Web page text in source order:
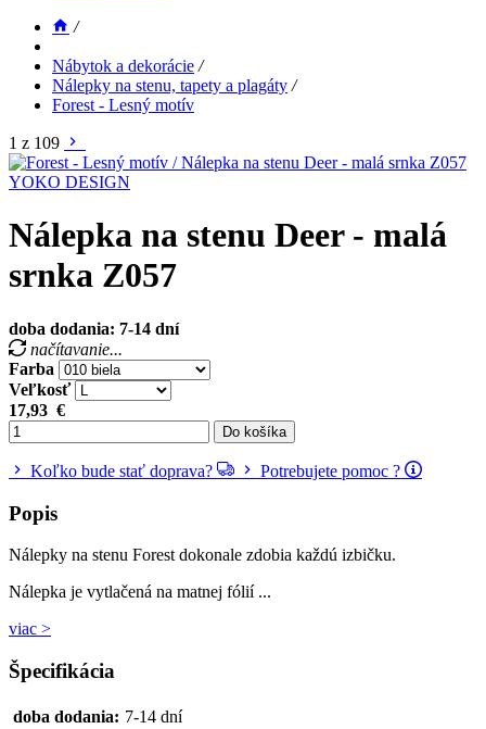
/
Nábytok a dekorácie /
Nálepky na stenu, tapety a plagáty /
Forest - Lesný motív
1 z 109
YOKO DESIGN
Nálepka na stenu Deer - malá
srnka Z057
doba dodania: 7-14 dní
načítavanie...
Farba
Veľkosť
17,93 €
Do košíka
Koľko bude stať doprava? Potrebujete pomoc ?
Popis
Nálepky na stenu Forest dokonale zdobia každú izbičku.
Nálepka je vytlačená na matnej fólií ...
viac >
Špecifikácia
doba dodania: 7-14 dní